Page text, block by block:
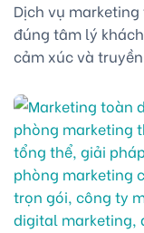
NHÌN TỪ DỊCH VỤ
Dịch vụ
đúng tâm lý
cảm xúc và
TIN TRONG CHIẾN
DỊCH VỤ